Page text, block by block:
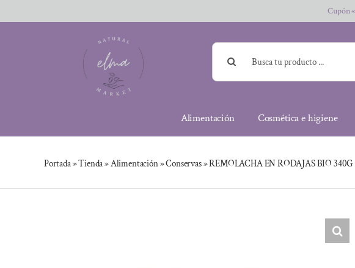
al
Cupón
Buscar:
Alimentación Cosmética e higiene
Portada»Tienda»Alimentación»Conservas»REMOLACHA EN RODAJAS BIO 340G